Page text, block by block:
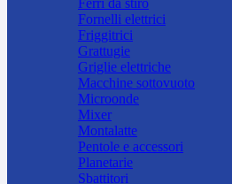
Fornelli elettrici
Friggitrici
Grattugie
Griglie elettriche
Macchine sottovuoto
Microonde
Mixer
Montalatte
Pentole e accessori
Planetarie
Sbattitori